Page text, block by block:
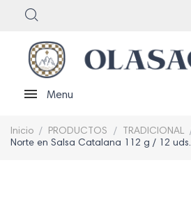
Menu
Inicio PRODUCTOS TRADICIONAL
Norte en Salsa Catalana 112 g / 12 uds.